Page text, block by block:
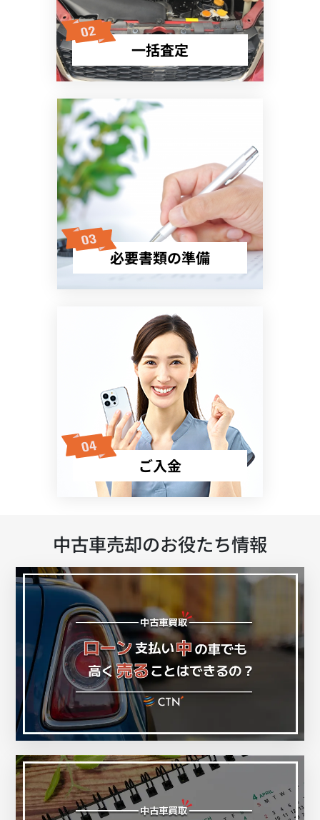
一括査定
必要書類の準備
ご入金
中古車売却のお役たち情報